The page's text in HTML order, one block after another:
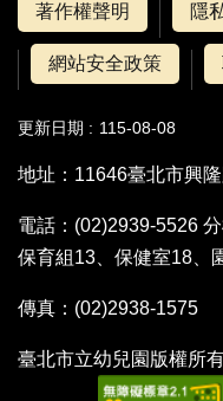
著作權聲明
隱
網站安全政策
更新日期 115-08-08
地址：11646臺北市興
電話：(02)2939-5526
保育組13、保健室18、
傳真：(02)2938-1575
臺北市立幼兒園版權所